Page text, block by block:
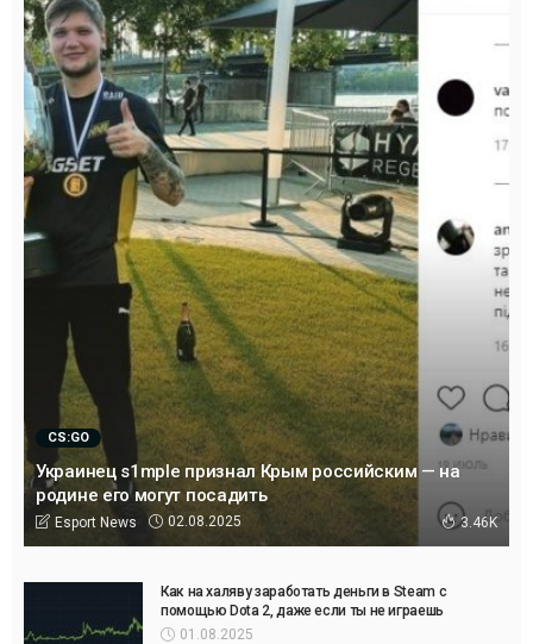
CS:GO
Украинец s1mple признал Крым российским — на
родине его могут посадить
Esport News 02.08.2025 3.46K
Как на халяву заработать деньги в Steam с
помощью Dota 2, даже если ты не играешь
01.08.2025